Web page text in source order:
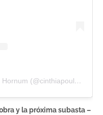
A post shared by Cinthia Poulsen Hornum (@cinthiapoulsen)
y la próxima subasta –